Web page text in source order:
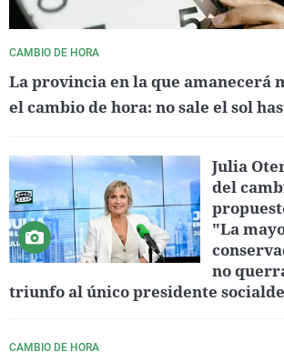
CAMBIO DE HORA
La provincia en la que amanecerá
el cambio de hora: no sale el sol
Julia
del
"La
no
triunfo al único presidente
CAMBIO DE HORA